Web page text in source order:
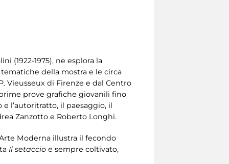
(1922-1975), ne esplora la
della mostra e le circa
Vieusseux di Firenze e dal Centro
prove grafiche giovanili fino
l’autoritratto, il paesaggio, il
Zanzotto e Roberto Longhi.
Moderna illustra il fecondo
Il setaccio e sempre coltivato,